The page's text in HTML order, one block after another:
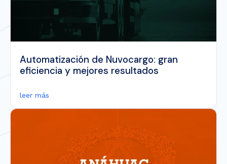
Automatización de Nuvocargo: gran
eficiencia y mejores resultados
leer más